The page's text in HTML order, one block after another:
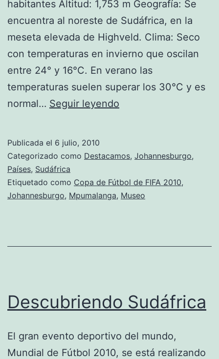
habitantes Altitud: 1,753 m Geografía: Se
encuentra al noreste de Sudáfrica, en la
meseta elevada de Highveld. Clima: Seco
con temperaturas en invierno que oscilan
entre 24° y 16°C. En verano las
temperaturas suelen superar los 30°C y es
normal… Seguir leyendo
oro,
del
Mundial
Publicada el 6 julio, 2010
Categorizado como Destacamos, Johannesburgo,
Países, Sudáfrica
Etiquetado como Copa de Fútbol de FIFA 2010,
Johannesburgo, Mpumalanga, Museo
Descubriendo Sudáfrica
El gran evento deportivo del mundo,
Mundial de Fútbol 2010, se está realizando